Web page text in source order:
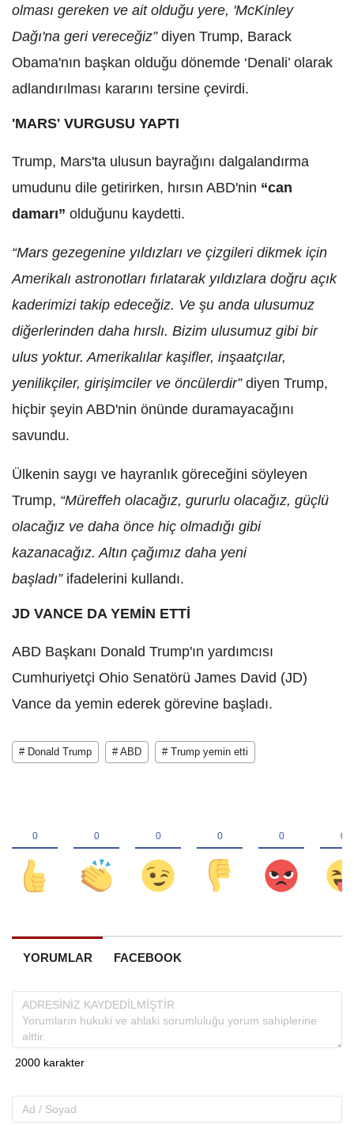
olması gereken ve ait olduğu yere, 'McKinley
Dağı'na geri vereceğiz”diyen Trump, Barack
Obama'nın başkan olduğu dönemde ‘Denali’ olarak
adlandırılması kararını tersine çevirdi.
'MARS' VURGUSU YAPTI
Trump, Mars'ta ulusun bayrağını dalgalandırma
umudunu dile getirirken, hırsın ABD'nin “can
damarı” olduğunu kaydetti.
“Mars gezegenine yıldızları ve çizgileri dikmek için
Amerikalı astronotları fırlatarak yıldızlara doğru açık
kaderimizi takip edeceğiz. Ve şu anda ulusumuz
diğerlerinden daha hırslı. Bizim ulusumuz gibi bir
ulus yoktur. Amerikalılar kaşifler, inşaatçılar,
yenilikçiler, girişimciler ve öncülerdir”diyen Trump,
hiçbir şeyin ABD'nin önünde duramayacağını
savundu.
Ülkenin saygı ve hayranlık göreceğini söyleyen
Trump, “Müreffeh olacağız, gururlu olacağız, güçlü
olacağız ve daha önce hiç olmadığı gibi
kazanacağız. Altın çağımız daha yeni
başladı”ifadelerini kullandı.
JD VANCE DA YEMİN ETTİ
ABD Başkanı Donald Trump'ın yardımcısı
Cumhuriyetçi Ohio Senatörü James David (JD)
Vance da yemin ederek görevine başladı.
# Donald Trump # ABD # Trump yemin etti
YORUMLAR FACEBOOK